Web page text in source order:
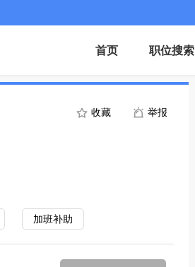
首页 职位搜索
收藏 举报
加班补助